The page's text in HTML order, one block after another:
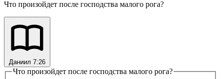
Что произойдет после господства малого рога?
Даниил 7:26
Что произойдет после господства малого рога?